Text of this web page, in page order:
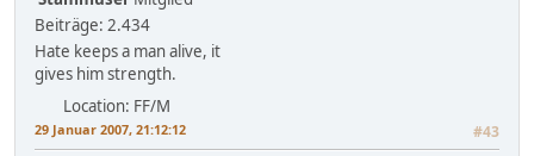
Beiträge: 2.434
Hate keeps a man alive, it
gives him strength.
Location: FF/M
29 Januar 2007, 21:12:12 #43